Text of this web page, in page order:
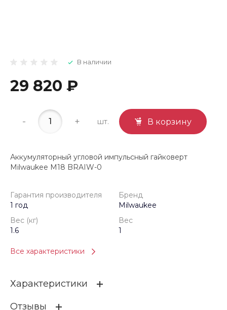
В наличии
29 820 ₽
- + шт. В корзину
Аккумуляторный угловой импульсный гайковерт
Milwaukee M18 BRAIW-0
Гарантия производителя
1 год
Бренд
Milwaukee
Вес (кг)
1.6
Вес
1
Все характеристики
Характеристики
Отзывы